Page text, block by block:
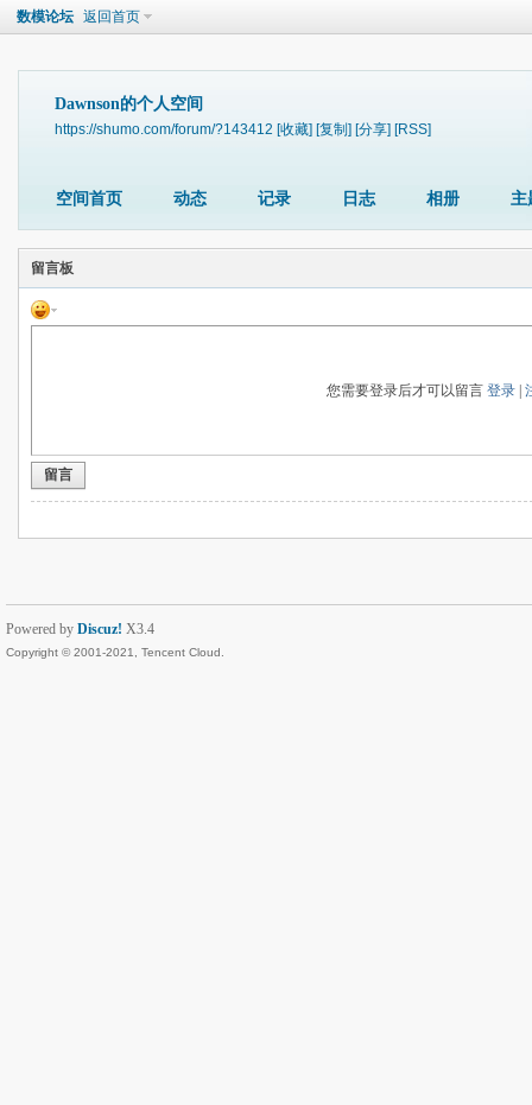
数模论坛 返回首页
Dawnson的个人空间
https://shumo.com/forum/?143412 [收藏] [复制] [分享] [RSS]
空间首页 动态 记录 日志 相册 主
留言板
您需要登录后才可以留言登录 |
留言
Powered by Discuz! X3.4
Copyright © 2001-2021, Tencent Cloud.